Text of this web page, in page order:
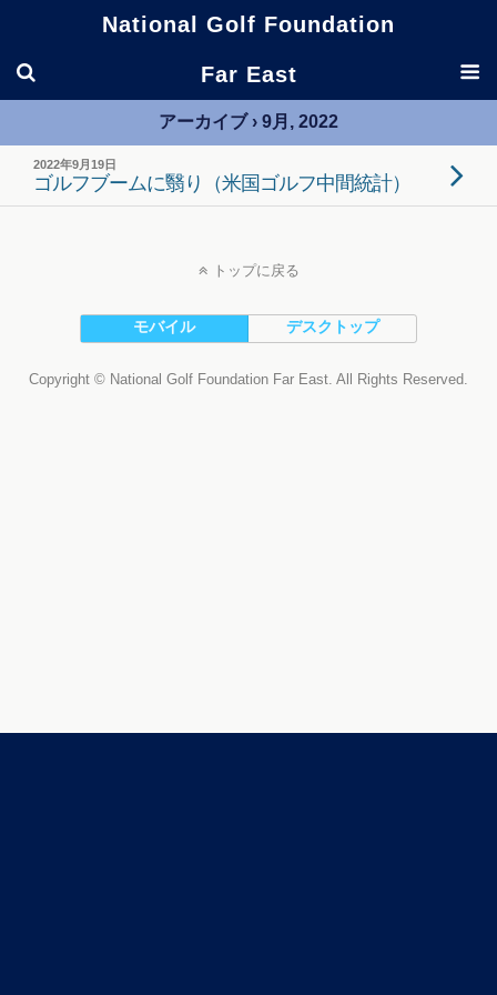
National Golf Foundation
Far East
アーカイブ › 9月, 2022
2022年9月19日
ゴルフブームに翳り（米国ゴルフ中間統計）
トップに戻る
モバイル デスクトップ
Copyright © National Golf Foundation Far East. All Rights Reserved.